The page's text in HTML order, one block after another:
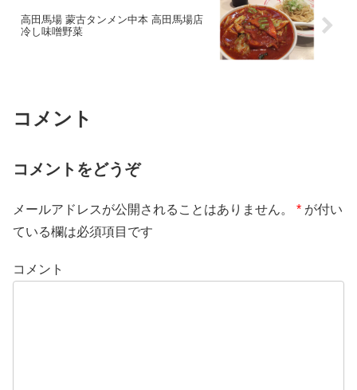
高田馬場 蒙古タンメン中本 高田馬場店
冷し味噌野菜
コメント
コメントをどうぞ
メールアドレスが公開されることはありません。 * が付い
ている欄は必須項目です
コメント